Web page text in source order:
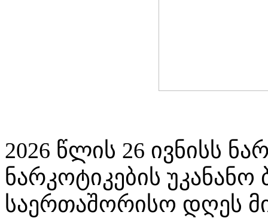
2026 წლის 26 ივნისს
ნარკოტიკების
საერთაშორისო დღეს